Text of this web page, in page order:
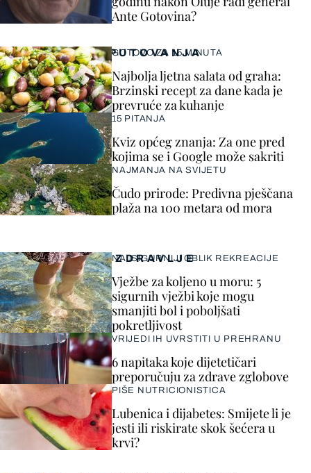
Ante Gotovina?
ZDRAVLJE
NAJSIGURNIJI OBLIK REKREACIJE
Vježbe za koljeno u moru: 5
sigurnih vježbi koje mogu
smanjiti bol i poboljšati
pokretljivost
VRIJEDI IH UVRSTITI U PREHRANU
6 napitaka koje dijetetičari
preporučuju za zdrave zglobove
PIŠE NUTRICIONISTICA
Lubenica i dijabetes: Smijete li je
jesti ili riskirate skok šećera u
krvi?
PUTOVANJA
GOTOVO ZA 15 MINUTA
Najbolja ljetna salata od graha:
Brzinski recept za dane kada je
prevruće za kuhanje
15 PITANJA
Kviz općeg znanja: Za one pred
kojima se i Google može sakriti
NAJMANJA NA SVIJETU
Čudo prirode: Predivna pješčana
plaža na 100 metara od mora